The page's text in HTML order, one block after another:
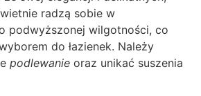
radzą sobie w
podwyższonej wilgotności, co
do łazienek. Należy
podlewanie oraz unikać suszenia